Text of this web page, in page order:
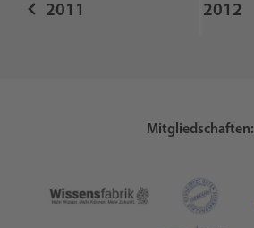
2011
2012
Mitgliedschaften: